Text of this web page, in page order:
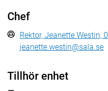
Chef
Rektor, Jeanette Westin,
jeanette.westin@sala.se
Tillhör enhet